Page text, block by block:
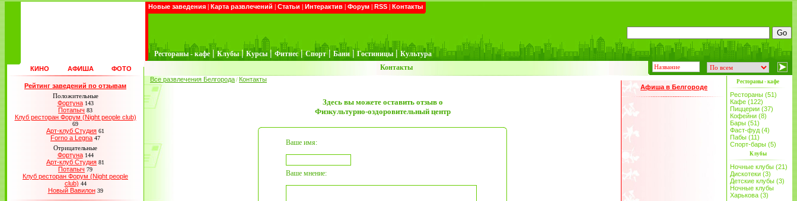
Новые заведения | Карта развлечений | Статьи | Интерактив | Форум | RSS | Контакты
Рестораны - кафе | Клубы | Курсы | Фитнес | Спорт | Бани | Гостиницы | Культура
КИНО АФИША ФОТО Контакты
Рейтинг заведений по отзывам
Положительные
Фортуна 143
Потапыч 83
Клуб ресторан Форум (Night people club)
69
Арт-клуб Студия 61
Forno a Legna 47
Отрицательные
Фортуна 144
Арт-клуб Студия 81
Потапыч 79
Клуб ресторан Форум (Night people
club) 44
Новый Вавилон 39
Все развлечения Белгорода / Контакты
Здесь вы можете оставить отзыв о
Физкультурно-оздоровительный центр
Ваше имя:
Ваше мнение:
Афиша в Белгороде
Рестораны - кафе
Рестораны (51)
Кафе (122)
Пиццерии (37)
Кофейни (8)
Бары (51)
Фаст-фуд (4)
Пабы (11)
Спорт-бары (5)
Клубы
Ночные клубы (21)
Дискотеки (3)
Детские клубы (3)
Ночные клубы
Харькова (3)